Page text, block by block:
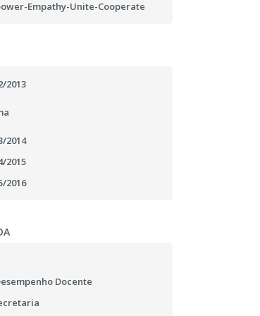
Empathy-Unite-Cooperate
2013
2014
2015
2016
Docente